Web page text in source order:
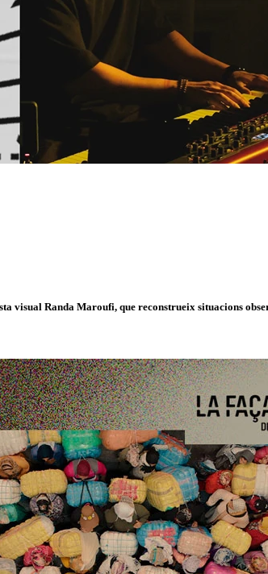
visual Randa Maroufi, que reconstrueix situacions